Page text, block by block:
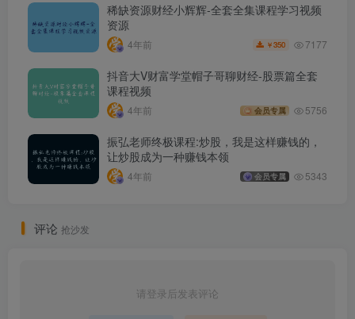
稀缺资源财经小辉辉-全套全集课程学习视频
资源
4年前 ￥350 7177
抖音大V财富学堂帽子哥聊财经-股票篇全套
课程视频
4年前 会员专属 5756
振弘老师终极课程:炒股，我是这样赚钱的，
让炒股成为一种赚钱本领
4年前 会员专属 5343
评论 抢沙发
请登录后发表评论